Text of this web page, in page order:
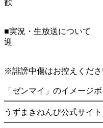
歓
■実況・生放送について
迎
※誹謗中傷はお控えくださ
「ゼンマイ」のイメージ
うずまきねんび公式サイト